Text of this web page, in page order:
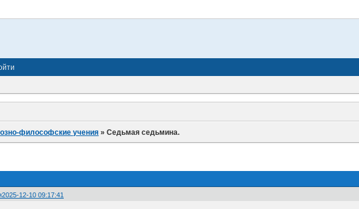
философские учения »Седьмая седьмина.
2025-12-10 09:17:41